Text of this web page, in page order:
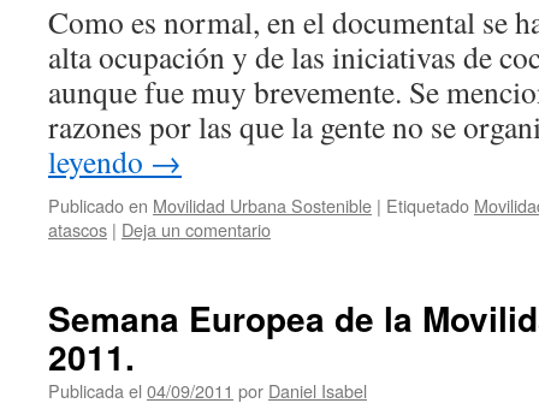
Como es normal, en el documental se
alta ocupación y de las iniciativas de
aunque fue muy brevemente. Se
razones por las que la gente no se
leyendo →
Publicado en Movilidad Urbana Sostenible | Etiquetado
atascos | Deja un comentario
Semana Europea de la
2011.
Publicada el 04/09/2011 por Daniel Isabel